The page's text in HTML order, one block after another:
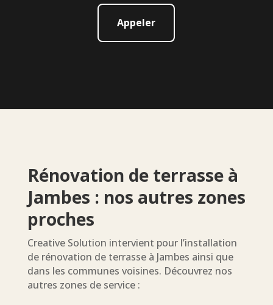
Appeler
Rénovation de terrasse à
Jambes : nos autres zones
proches
Creative Solution intervient pour l’installation
de rénovation de terrasse à Jambes ainsi que
dans les communes voisines. Découvrez nos
autres zones de service :